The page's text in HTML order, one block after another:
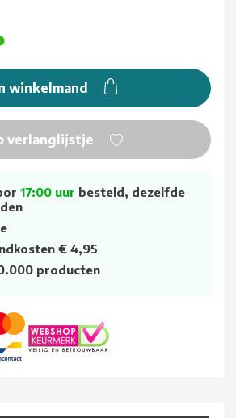
winkelmand
verlanglijstje
17:00 uur besteld, dezelfde
€ 4,95
producten